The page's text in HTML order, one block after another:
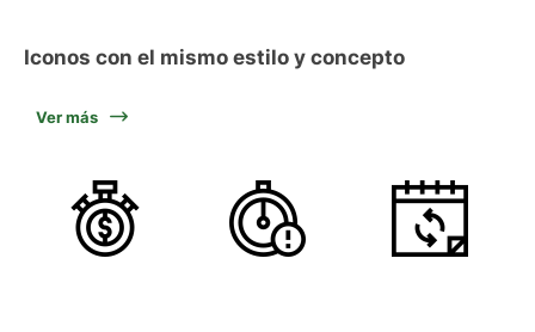
Iconos con el mismo estilo y concepto
Ver más